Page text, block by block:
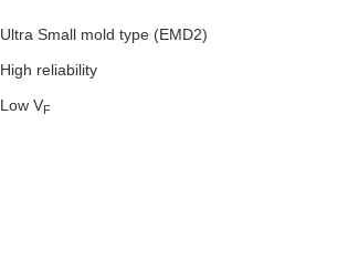
Ultra Small mold type (EMD2)
High reliability
Low VF